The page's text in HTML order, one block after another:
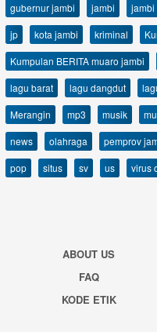
gubernur jambi
jambi jambi
jp
kota jambi kriminal
Kumpulan BERITA muaro jambi
lagu barat
lagu dangdut
Merangin
mp3 musik
news
olahraga pemprov
pop
situs sv us virus
ABOUT US
FAQ
KODE ETIK